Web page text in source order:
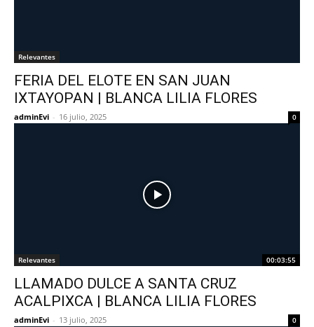
Relevantes
FERIA DEL ELOTE EN SAN JUAN
IXTAYOPAN | BLANCA LILIA FLORES
adminEvi - 16 julio, 2025 0
Relevantes 00:03:55
LLAMADO DULCE A SANTA CRUZ
ACALPIXCA | BLANCA LILIA FLORES
adminEvi - 13 julio, 2025 0